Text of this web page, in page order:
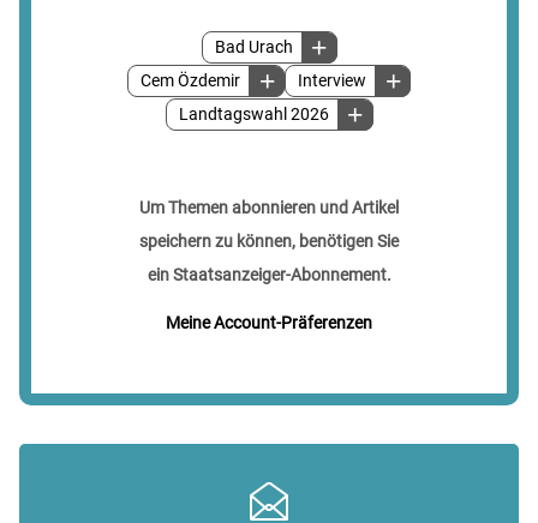
Bad Urach
Cem Özdemir
Interview
Landtagswahl 2026
Um Themen abonnieren und Artikel
speichern zu können, benötigen Sie
ein Staatsanzeiger-Abonnement.
Meine Account-Präferenzen